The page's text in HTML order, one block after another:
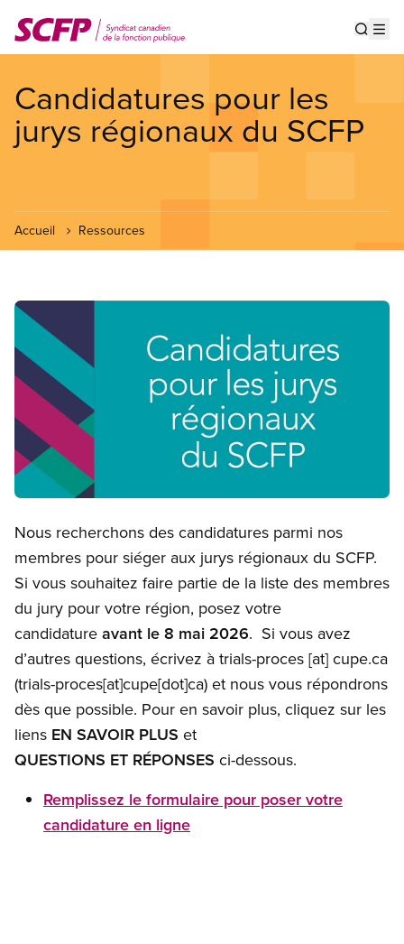
au
contenu
Candidatures pour les
jurys régionaux du SCFP
Accueil Ressources
Image
Nous recherchons des candidatures parmi nos
membres pour siéger aux jurys régionaux du SCFP.
Si vous souhaitez faire partie de la liste des membres
du jury pour votre région, posez votre
candidature avant le 8 mai 2026. Si vous avez
d’autres questions, écrivez à trials-proces [at] cupe.ca
(trials-proces[at]cupe[dot]ca) et nous vous répondrons
dès que possible. Pour en savoir plus, cliquez sur les
liens EN SAVOIR PLUS et
QUESTIONS ET RÉPONSES ci-dessous.
Remplissez le formulaire pour poser votre
candidature en ligne